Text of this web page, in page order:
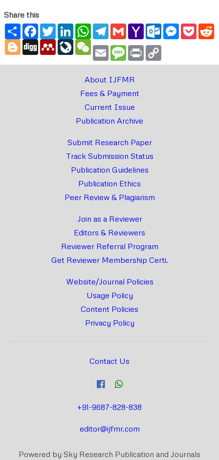
Share this
ShareFacebook
TwitterLinkedInWhatsApp
Telegram
GmailYahoo
Mail
Outlook.com
Messenger
Blogger
Digg MendeleyLiveJournal
WeChat
Email Message
Print
About IJFMR
Fees & Payment
Current Issue
Publication Archive
Submit Research Paper
Track Submission Status
Publication Guidelines
Publication Ethics
Peer Review & Plagiarism
Join as a Reviewer
Editors & Reviewers
Reviewer Referral Program
Get Reviewer Membership Certi.
Website/Journal Policies
Usage Policy
Content Policies
Privacy Policy
Contact Us
+91-9687-828-838
editor@ijfmr.com
Powered by Sky Research Publication and Journals